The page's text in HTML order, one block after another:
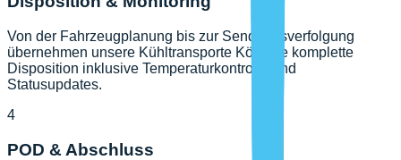
Von der Fahrzeugplanung bis zur Sendungsverfolgung
übernehmen unsere Kühltransporte Köln die komplette
Disposition inklusive Temperaturkontrolle und
Statusupdates.
4
POD & Abschluss